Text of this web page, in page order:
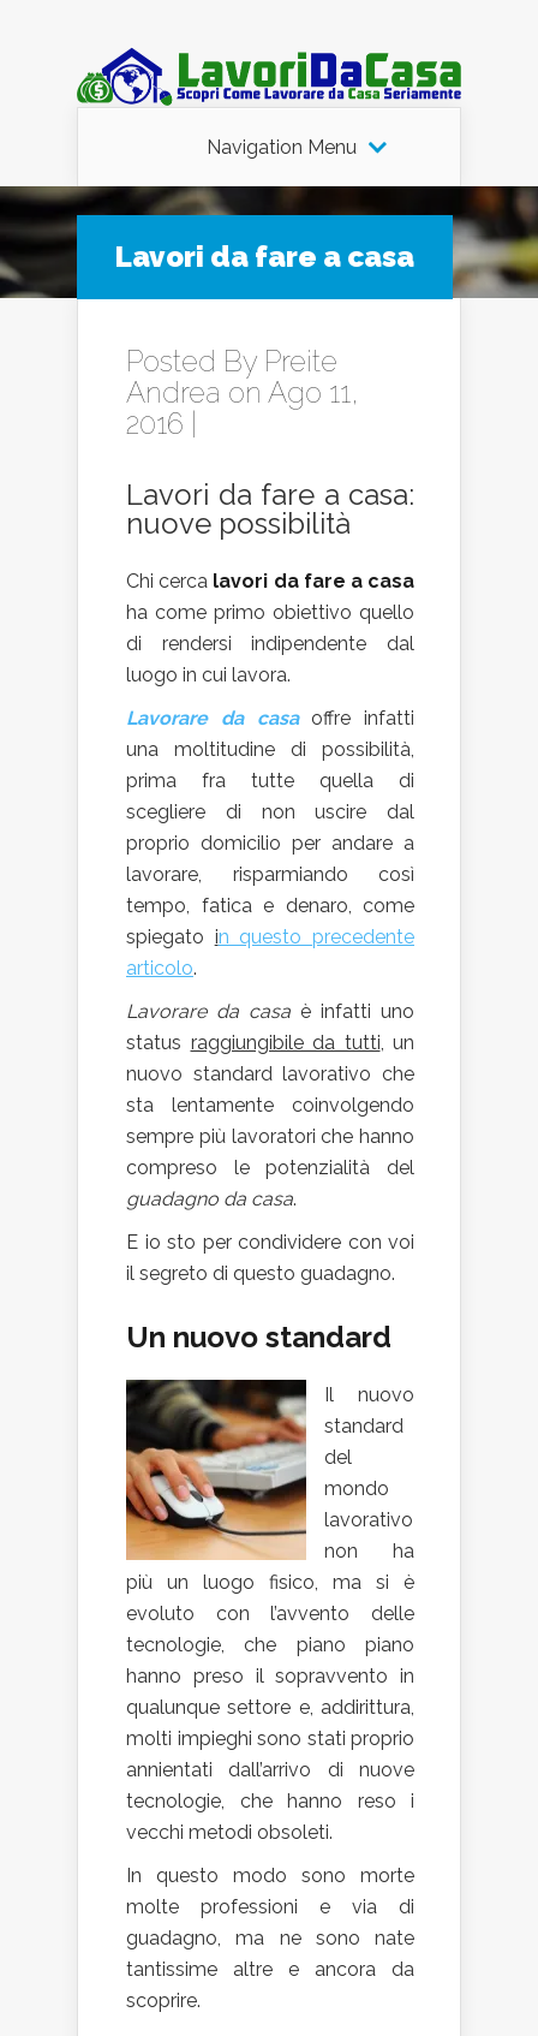
Navigation Menu
Lavori da fare a casa
Posted By Preite
Andrea on Ago 11,
2016 |
Lavori da fare a casa:
nuove possibilità
Chi cerca lavori da fare a casa
ha come primo obiettivo quello
di rendersi indipendente dal
luogo in cui lavora.
Lavorare da casaoffre infatti
una moltitudine di possibilità,
prima fra tutte quella di
scegliere di non uscire dal
proprio domicilio per andare a
lavorare, risparmiando così
tempo, fatica e denaro, come
spiegato in questo precedente
articolo.
Lavorare da casa è infatti uno
status raggiungibile da tutti, un
nuovo standard lavorativo che
sta lentamente coinvolgendo
sempre più lavoratori che hanno
compreso le potenzialità del
guadagno da casa.
E io sto per condividere con voi
il segreto di questo guadagno.
Un nuovo standard
Il nuovo
standard
del
mondo
lavorativo
non ha
più un luogo fisico, ma si è
evoluto con l’avvento delle
tecnologie, che piano piano
hanno preso il sopravvento in
qualunque settore e, addirittura,
molti impieghi sono stati proprio
annientati dall’arrivo di nuove
tecnologie, che hanno reso i
vecchi metodi obsoleti.
In questo modo sono morte
molte professioni e via di
guadagno, ma ne sono nate
tantissime altre e ancora da
scoprire.